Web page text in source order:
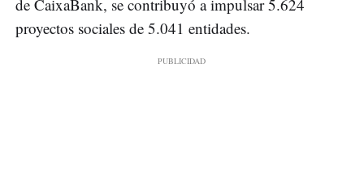
de CaixaBank, se contribuyó a impulsar 5.624
proyectos sociales de 5.041 entidades.